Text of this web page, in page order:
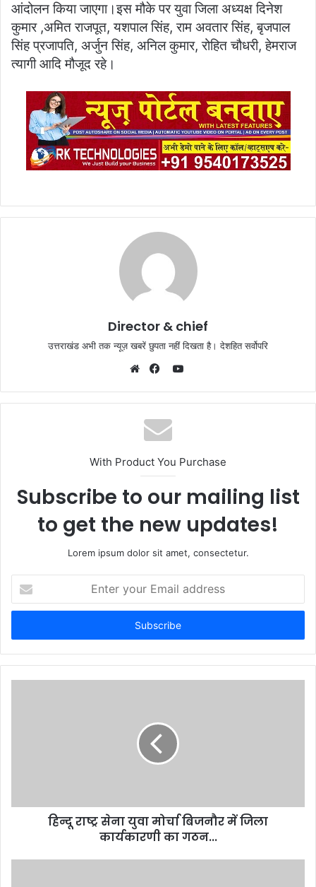
आंदोलन किया जाएगा।इस मौके पर युवा जिला अध्यक्ष दिनेश
कुमार ,अमित राजपूत, यशपाल सिंह, राम अवतार सिंह, बृजपाल
सिंह प्रजापति, अर्जुन सिंह, अनिल कुमार, रोहित चौधरी, हेमराज
त्यागी आदि मौजूद रहे।
Director & chief
उत्तराखंड अभी तक न्यूज़ खबरें छुपता नहीं दिखता है। देशहित सर्वोपरि
YouTube
With Product You Purchase
Subscribe to our mailing list
to get the new updates!
Lorem ipsum dolor sit amet, consectetur.
your
Email
हिन्दू राष्ट्र सेना युवा मोर्चा बिजनौर में जिला
कार्यकारणी का गठन...